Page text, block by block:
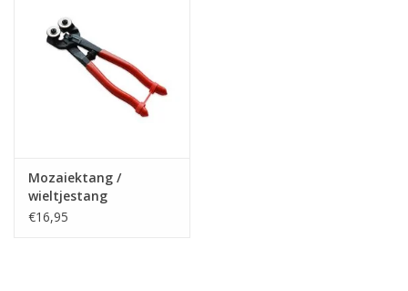
Video-instructies
Klantbeoordelingen
Moeder-dochter-activiteit
Mozaiektang /
wieltjestang
€16,95